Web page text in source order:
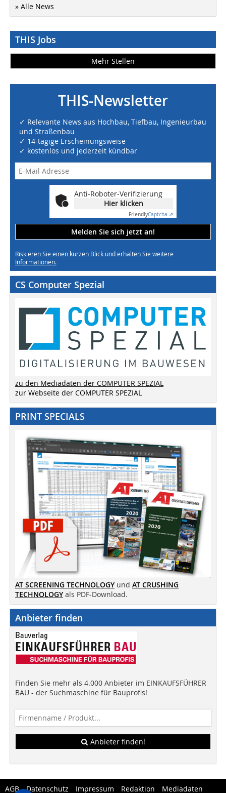
» Alle News
THIS Jobs
Mehr Stellen
THIS-Newsletter
✓ Relevante News aus Hochbau, Tiefbau, Ingenieurbau
und Straßenbau
✓ 14-tägige Erscheinungsweise
✓ kostenlos und jederzeit kündbar
Anti-Roboter-Verifizierung
Hier klicken
FriendlyCaptcha ⇗
Melden Sie sich jetzt an!
Riskieren Sie einen kurzen Blick und erhalten Sie weitere
Informationen.
CS Computer Spezial
zu den Mediadaten der COMPUTER SPEZIAL
zur Webseite der COMPUTER SPEZIAL
PRINT SPECIALS
AT SCREENING TECHNOLOGY und AT CRUSHING
TECHNOLOGY als PDF-Download.
Anbieter finden
Finden Sie mehr als 4.000 Anbieter im EINKAUFSFÜHRER
BAU - der Suchmaschine für Bauprofis!
Anbieter finden!
AGB Datenschutz Impressum Redaktion Mediadaten